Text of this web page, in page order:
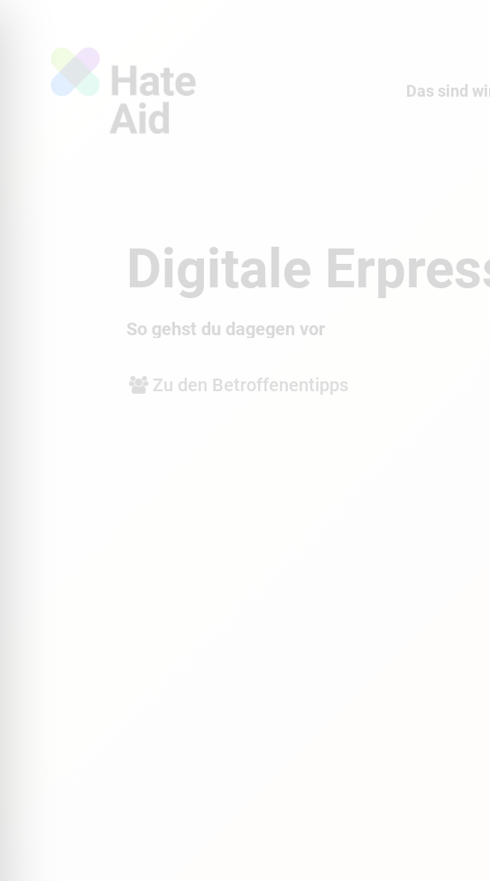
Das sind
Zu den Betroffenentipps
Digitale
So gehst du dagegen vor